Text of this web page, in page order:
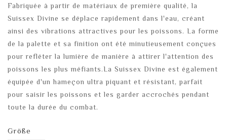
Fabriquée à partir de matériaux de première qualité, la
Suissex Divine se déplace rapidement dans l'eau, créant
ainsi des vibrations attractives pour les poissons. La forme
de la palette et sa finition ont été minutieusement conçues
pour refléter la lumière de manière à attirer l'attention des
poissons les plus méfiants.La Suissex Divine est également
équipée d'un hameçon ultra piquant et résistant, parfait
pour saisir les poissons et les garder accrochés pendant
toute la durée du combat.
Größe